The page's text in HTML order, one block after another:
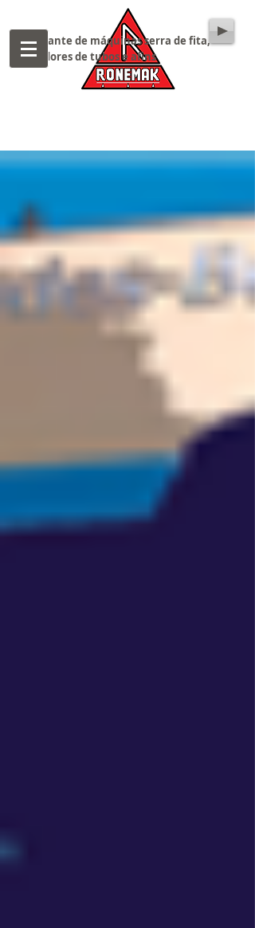
Fabricante de máquinas serra de fita,
cortadores de tubos e afins